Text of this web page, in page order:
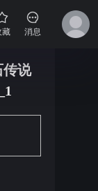
藏 消息
传说